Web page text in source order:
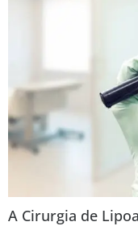
A Cirurgia de